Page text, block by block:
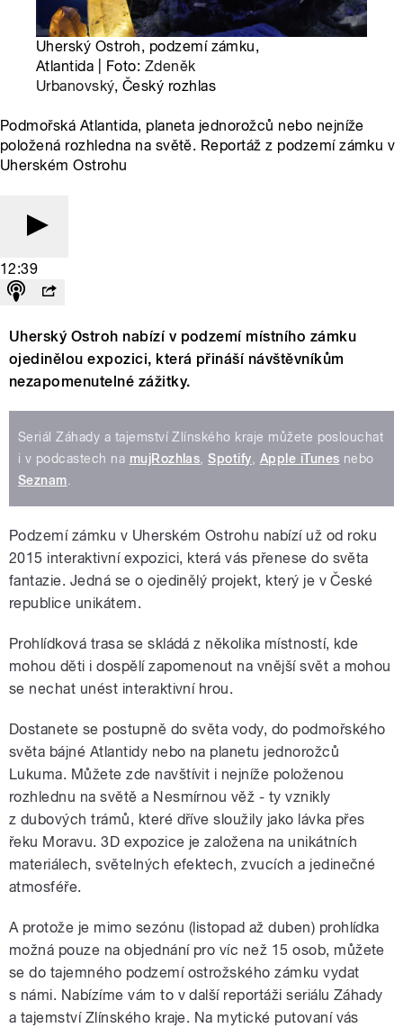
Uherský Ostroh, podzemí zámku,
Atlantida | Foto: Zdeněk
Urbanovský, Český rozhlas
Podmořská Atlantida, planeta jednorožců nebo nejníže
položená rozhledna na světě. Reportáž z podzemí zámku v
Uherském Ostrohu
12:39
Uherský Ostroh nabízí v podzemí místního zámku
ojedinělou expozici, která přináší návštěvníkům
nezapomenutelné zážitky.
Seriál Záhady a tajemství Zlínského kraje můžete poslouchat
i v podcastech na mujRozhlas ,Spotify Apple iTunes nebo
Seznam
Podzemí zámku v Uherském Ostrohu nabízí už od roku
2015 interaktivní expozici, která vás přenese do světa
fantazie. Jedná se o ojedinělý projekt, který je v České
republice unikátem.
Prohlídková trasa se skládá z několika místností, kde
mohou děti i dospělí zapomenout na vnější svět a mohou
se nechat unést interaktivní hrou.
Dostanete se postupně do světa vody, do podmořského
světa bájné Atlantidy nebo na planetu jednorožců
Lukuma. Můžete zde navštívit i nejníže položenou
rozhlednu na světě a Nesmírnou věž - ty vznikly
z dubových trámů, které dříve sloužily jako lávka přes
řeku Moravu. 3D expozice je založena na unikátních
materiálech, světelných efektech, zvucích a jedinečné
atmosféře.
A protože je mimo sezónu (listopad až duben) prohlídka
možná pouze na objednání pro víc než 15 osob, můžete
se do tajemného podzemí ostrožského zámku vydat
s námi. Nabízíme vám to v další reportáži seriálu Záhady
a tajemství Zlínského kraje. Na mytické putovaní vás